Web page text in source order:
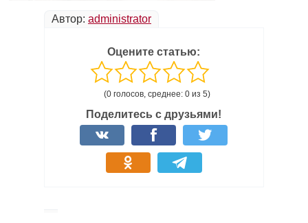
Автор: administrator
Оцените статью:
(0 голосов, среднее: 0 из 5)
Поделитесь с друзьями!